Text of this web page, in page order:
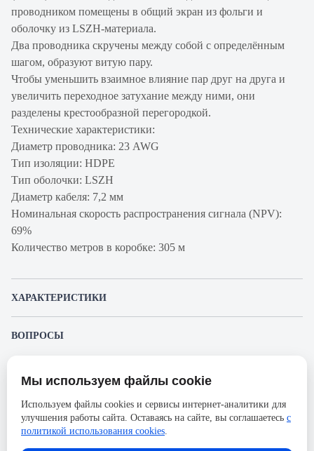
проводником помещены в общий экран из фольги и
оболочку из LSZH-материала.
Два проводника скручены между собой с определённым
шагом, образуют витую пару.
Чтобы уменьшить взаимное влияние пар друг на друга и
увеличить переходное затухание между ними, они
разделены крестообразной перегородкой.
Технические характеристики:
Диаметр проводника: 23 AWG
Тип изоляции: HDPE
Тип оболочки: LSZH
Диаметр кабеля: 7,2 мм
Номинальная скорость распространения сигнала (NPV):
69%
Количество метров в коробке: 305 м
ХАРАКТЕРИСТИКИ
Производитель
Категория
Оболочка
ВОПРОСЫ
Пожалуйста, авторизуйтесь, чтобы иметь
возможность оставлять вопросы.
Представленные изображения и характеристики могут отличаться от реального
без предварительного уведомления. Компания АйДистрибьют не несёт
ответственности в случае не соответствия текущей модели товаров фотографиям,
размещённым в карточке товара.
Мы используем файлы cookie
Используем файлы cookies и сервисы интернет-аналитики для
улучшения работы сайта. Оставаясь на сайте, вы соглашаетесь с
политикой использования cookies.